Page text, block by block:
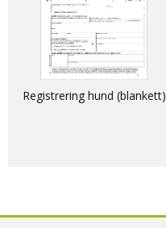
Registrering hund (blankett)